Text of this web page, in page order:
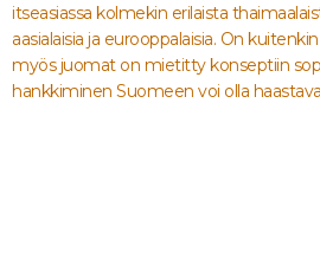
itseasiassa kolmekin erilaista
aasialaisia ja eurooppalaisia. On
myös juomat on mietitty konseptiin
hankkiminen Suomeen voi olla